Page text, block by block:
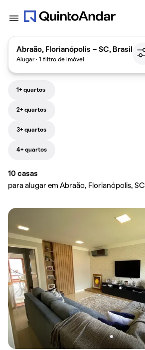
Abraão, Florianópolis - SC, Brasil
Alugar · 1 filtro de imóvel
1+ quartos
2+ quartos
3+ quartos
4+ quartos
10 casas
para alugar em Abraão, Florianópolis, SC